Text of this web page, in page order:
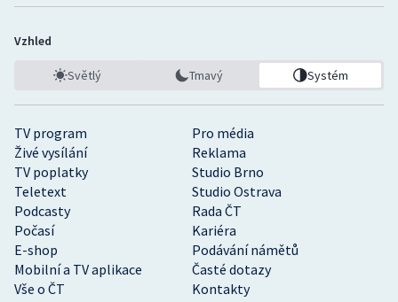
TV program
Pro média
Živé vysílání
Reklama
TV poplatky
Studio Brno
Teletext
Studio Ostrava
Podcasty
Rada ČT
Počasí
Kariéra
E-shop
Podávání námětů
Mobilní a TV aplikace
Časté dotazy
Vše o ČT
Kontakty
Vzhled
Světlý Tmavý Systém